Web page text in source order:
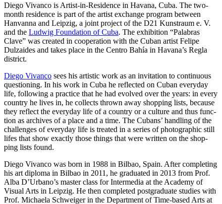
Diego Vivanco is Artist-in-Residence in Havana, Cuba. The two-
month resi­dence is part of the artist exch­an­ge pro­gram bet­ween
Hanvanna and Leipzig, a joint pro­ject of the D21 Kunstraum e. V.
and the Ludwig Foundation of Cuba. The exhi­bi­ti­on “Palabras
Clave” was crea­ted in coope­ra­ti­on with the Cuban artist Felipe
Dulzaides and takes place in the Centro Bahía in Havana’s Regla
district.
Diego Vivanco sees his artis­tic work as an invi­ta­ti­on to con­ti­nuous
ques­tio­ning. In his work in Cuba he reflec­ted on Cuban ever­y­day
life, fol­lo­wing a prac­ti­ce that he had evol­ved over the years: in every
coun­try he lives in, he coll­ects thrown away shop­ping lists, becau­se
they reflect the ever­y­day life of a coun­try or a cul­tu­re and thus func­
tion as archi­ves of a place and a time. The Cubans’ hand­ling of the
chal­lenges of ever­y­day life is trea­ted in a series of pho­to­gra­phic still
lifes that show exact­ly tho­se things that were writ­ten on the shop­
ping lists found.
Diego Vivanco was born in 1988 in Bilbao, Spain. After com­ple­ting
his art diplo­ma in Bilbao in 2011, he gra­dua­ted in 2013 from Prof.
Alba D’Urbano’s mas­ter class for Intermedia at the Academy of
Visual Arts in Leipzig. He then com­ple­ted post­gra­dua­te stu­dies with
Prof. Michaela Schweiger in the Department of Time-based Arts at